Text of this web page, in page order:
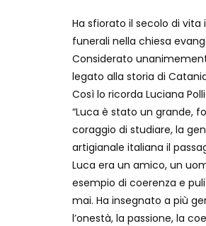
Ha sfiorato il secolo di vita
funerali nella chiesa
Considerato
legato alla storia di
Così lo ricorda Luciana
“Luca è stato un grande,
coraggio di studiare, la
artigianale italiana il
Luca era un amico, un
esempio di coerenza e
mai. Ha insegnato a più
l’onestà, la passione, la